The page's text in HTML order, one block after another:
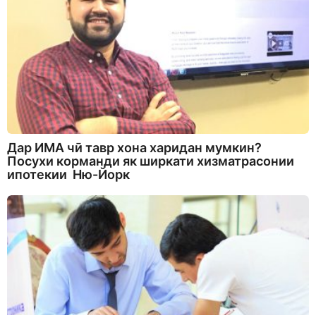
Дар ИМА чӣ тавр хона харидан мумкин?
Посухи корманди як ширкати хизматрасонии
ипотекии Ню-Йорк